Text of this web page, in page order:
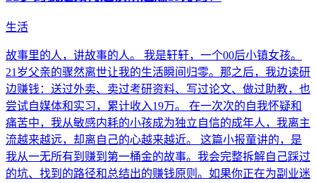
生活
故事里的人，讲故事的人。 我是轩轩，一个00后小镇女孩。
21岁父亲的骤然离世让我的生活瞬间归零。那之后，我边读研
边赚钱：送过外卖、卖过考研资料、写过论文、做过助教，也
尝试自媒体和实习，累计收入19万。 在一次次的自我怀疑和
痛苦中，我从敏感内耗的小孩成为独立自信的成年人，我离主
流越来越远，却离自己的心越来越近。 这篇小报童讲的，是
我从一无所有到赚到第一桶金的故事。我会完整拆解自己踩过
的坑、找到的路径和总结出的赚钱原则。如果你正在为副业迷